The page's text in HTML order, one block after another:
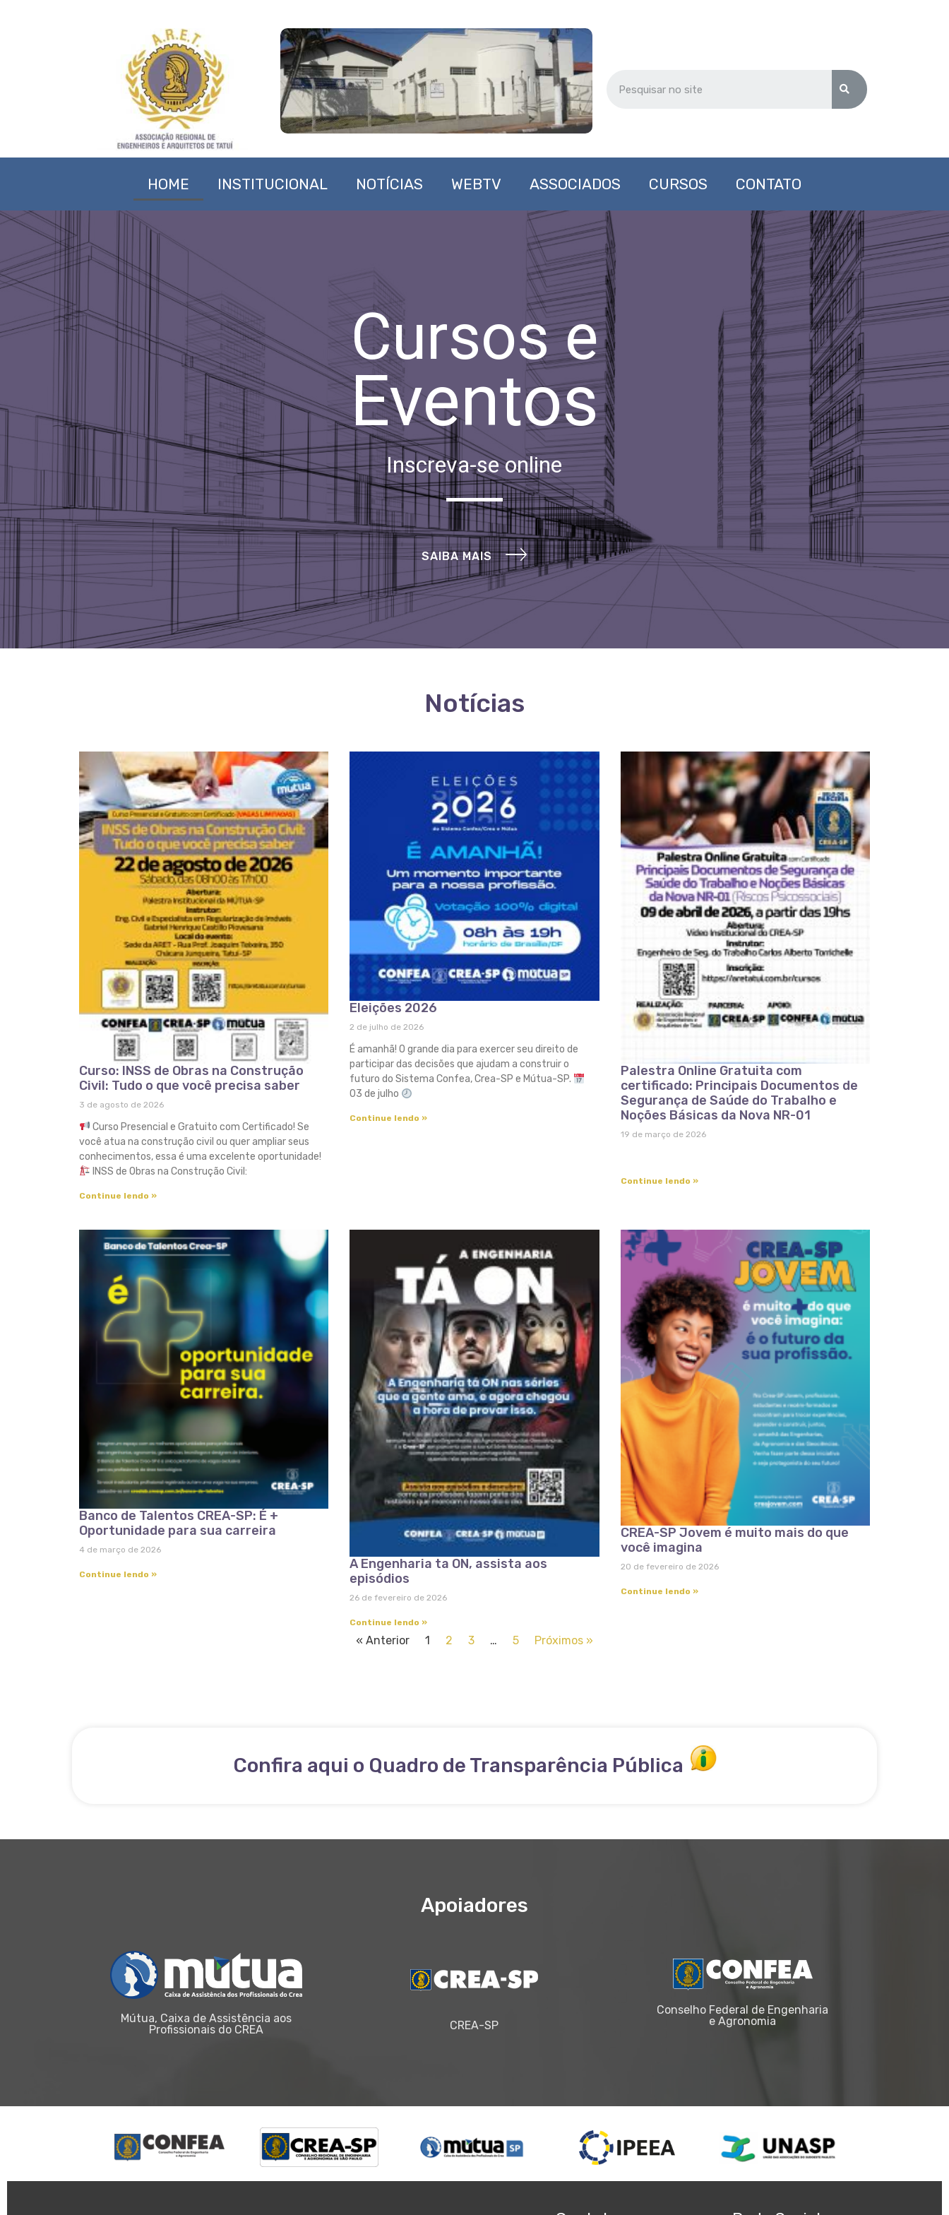
HOME INSTITUCIONAL NOTÍCIAS WEBTV ASSOCIADOS CURSOS CONTATO
Inscreva-se online
SAIBA MAIS
Cursos e
Eventos
Notícias
Curso: INSS de Obras na Construção
Civil: Tudo o que você precisa saber
3 de agosto de 2026
Curso Presencial e Gratuito com Certificado! Se
você atua na construção civil ou quer ampliar seus
conhecimentos, essa é uma excelente oportunidade!
INSS de Obras na Construção Civil:
Continue lendo »
Eleições 2026
2 de julho de 2026
É amanhã! O grande dia para exercer seu direito de
participar das decisões que ajudam a construir o
futuro do Sistema Confea, Crea-SP e Mútua-SP.
03 de julho
Continue lendo »
Palestra Online Gratuita com
certificado: Principais Documentos de
Segurança de Saúde do Trabalho e
Noções Básicas da Nova NR-01
19 de março de 2026
Continue lendo »
Banco de Talentos CREA-SP: É +
Oportunidade para sua carreira
4 de março de 2026
Continue lendo »
A Engenharia ta ON, assista aos
episódios
26 de fevereiro de 2026
Continue lendo »
CREA-SP Jovem é muito mais do que
você imagina
20 de fevereiro de 2026
Continue lendo »
« Anterior 1 2 3 … 5 Próximos »
Confira aqui o Quadro de Transparência Pública
Apoiadores
Mútua, Caixa de Assistência aos
Profissionais do CREA
CREA-SP
Conselho Federal de Engenharia
e Agronomia